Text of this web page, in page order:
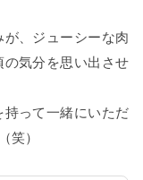
、ジューシーな肉
気分を思い出させ
って一緒にいただ
笑）